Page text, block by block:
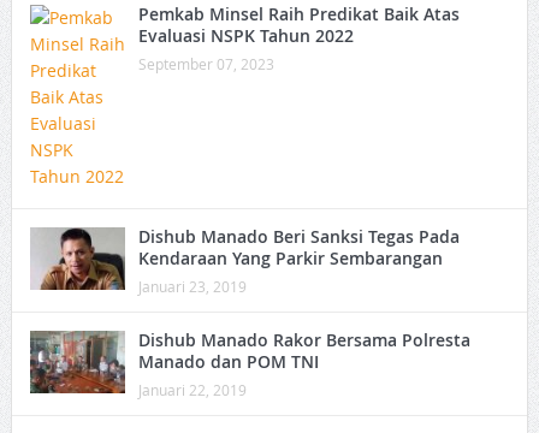
Pemkab Minsel Raih Predikat Baik Atas
Evaluasi NSPK Tahun 2022
September 07, 2023
Dishub Manado Beri Sanksi Tegas Pada
Kendaraan Yang Parkir Sembarangan
Januari 23, 2019
Dishub Manado Rakor Bersama Polresta
Manado dan POM TNI
Januari 22, 2019